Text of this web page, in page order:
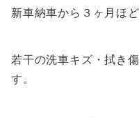
新車納車から３ヶ月ほど
若干の洗車キズ・拭き
す。